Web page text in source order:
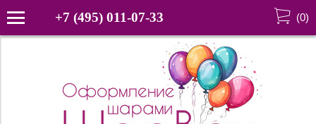
+7 (495) 011-07-33 (0)